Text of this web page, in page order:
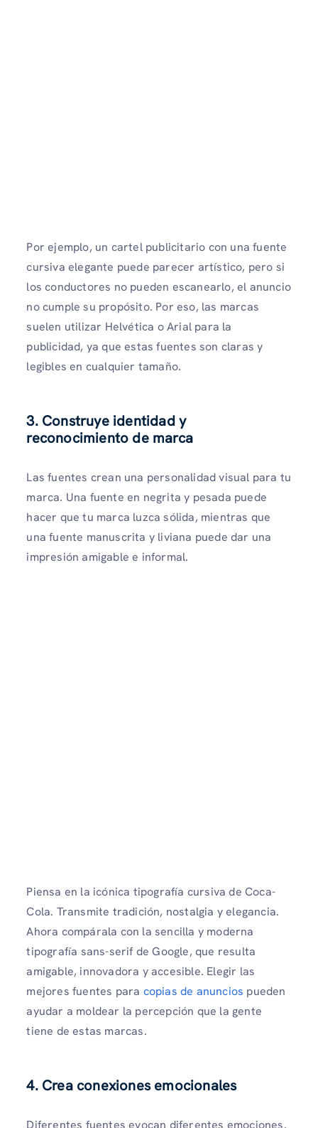
Por ejemplo, un cartel publicitario con una fuente
cursiva elegante puede parecer artístico, pero si
los conductores no pueden escanearlo, el anuncio
no cumple su propósito. Por eso, las marcas
suelen utilizar Helvética o Arial para la
publicidad, ya que estas fuentes son claras y
legibles en cualquier tamaño.
3. Construye identidad y
reconocimiento de marca
Las fuentes crean una personalidad visual para tu
marca. Una fuente en negrita y pesada puede
hacer que tu marca luzca sólida, mientras que
una fuente manuscrita y liviana puede dar una
impresión amigable e informal.
Piensa en la icónica tipografía cursiva de Coca-
Cola. Transmite tradición, nostalgia y elegancia.
Ahora compárala con la sencilla y moderna
tipografía sans-serif de Google, que resulta
amigable, innovadora y accesible. Elegir las
mejores fuentes para copias de anuncios pueden
ayudar a moldear la percepción que la gente
tiene de estas marcas.
4. Crea conexiones emocionales
Diferentes fuentes evocan diferentes emociones.